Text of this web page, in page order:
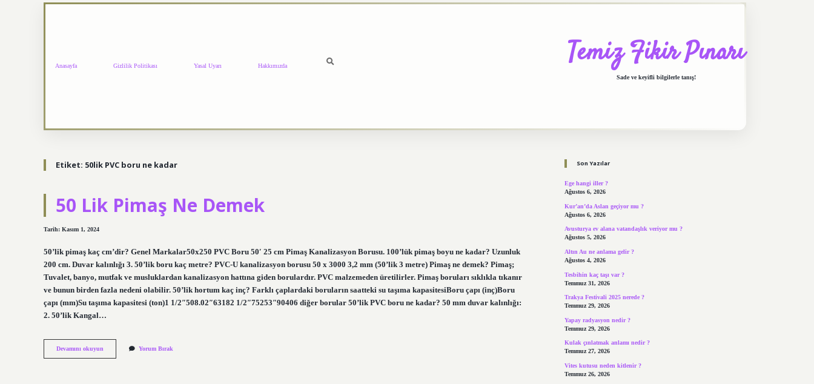
Anasayfa Gizlilik Politikası Yasal Uyarı Hakkımızda Temiz Fikir Pınarı
Sade ve keyifli bilgilerle tanış!
Etiket: 50lik PVC boru ne kadar
50 Lik Pimaş Ne Demek
Tarih: Kasım 1, 2024
50’lik pimaş kaç cm’dir? Genel Markalar50x250 PVC Boru 50′ 25 cm Pimaş Kanalizasyon Borusu. 100’lük pimaş boyu ne kadar? Uzunluk
200 cm. Duvar kalınlığı 3. 50’lik boru kaç metre? PVC-U kanalizasyon borusu 50 x 3000 3,2 mm (50’lik 3 metre) Pimaş ne demek? Pimaş;
Tuvalet, banyo, mutfak ve musluklardan kanalizasyon hattına giden borulardır. PVC malzemeden üretilirler. Pimaş boruları sıklıkla tıkanır
ve bunun birden fazla nedeni olabilir. 50’lik hortum kaç inç? Farklı çaplardaki boruların saatteki su taşıma kapasitesiBoru çapı (inç)Boru
çapı (mm)Su taşıma kapasitesi (ton)1 1/2″508.02″63182 1/2″75253″90406 diğer borular 50’lik PVC boru ne kadar? 50 mm duvar kalınlığı:
2. 50’lik Kangal…
Devamını okuyun
Lik
Yorum Bırak
Son Yazılar
Ege hangi iller ?
Ağustos 6, 2026
Kur’an’da Aslan geçiyor mu ?
Ağustos 6, 2026
Avusturya ev alana vatandaşlık veriyor mu ?
Ağustos 5, 2026
Altın Au ne anlama gelir ?
Ağustos 4, 2026
Tesbihin kaç taşı var ?
Temmuz 31, 2026
Trakya Festivali 2025 nerede ?
Temmuz 29, 2026
Yapay radyasyon nedir ?
Temmuz 29, 2026
Kulak çınlatmak anlamı nedir ?
Temmuz 27, 2026
Vites kutusu neden kitlenir ?
Temmuz 26, 2026